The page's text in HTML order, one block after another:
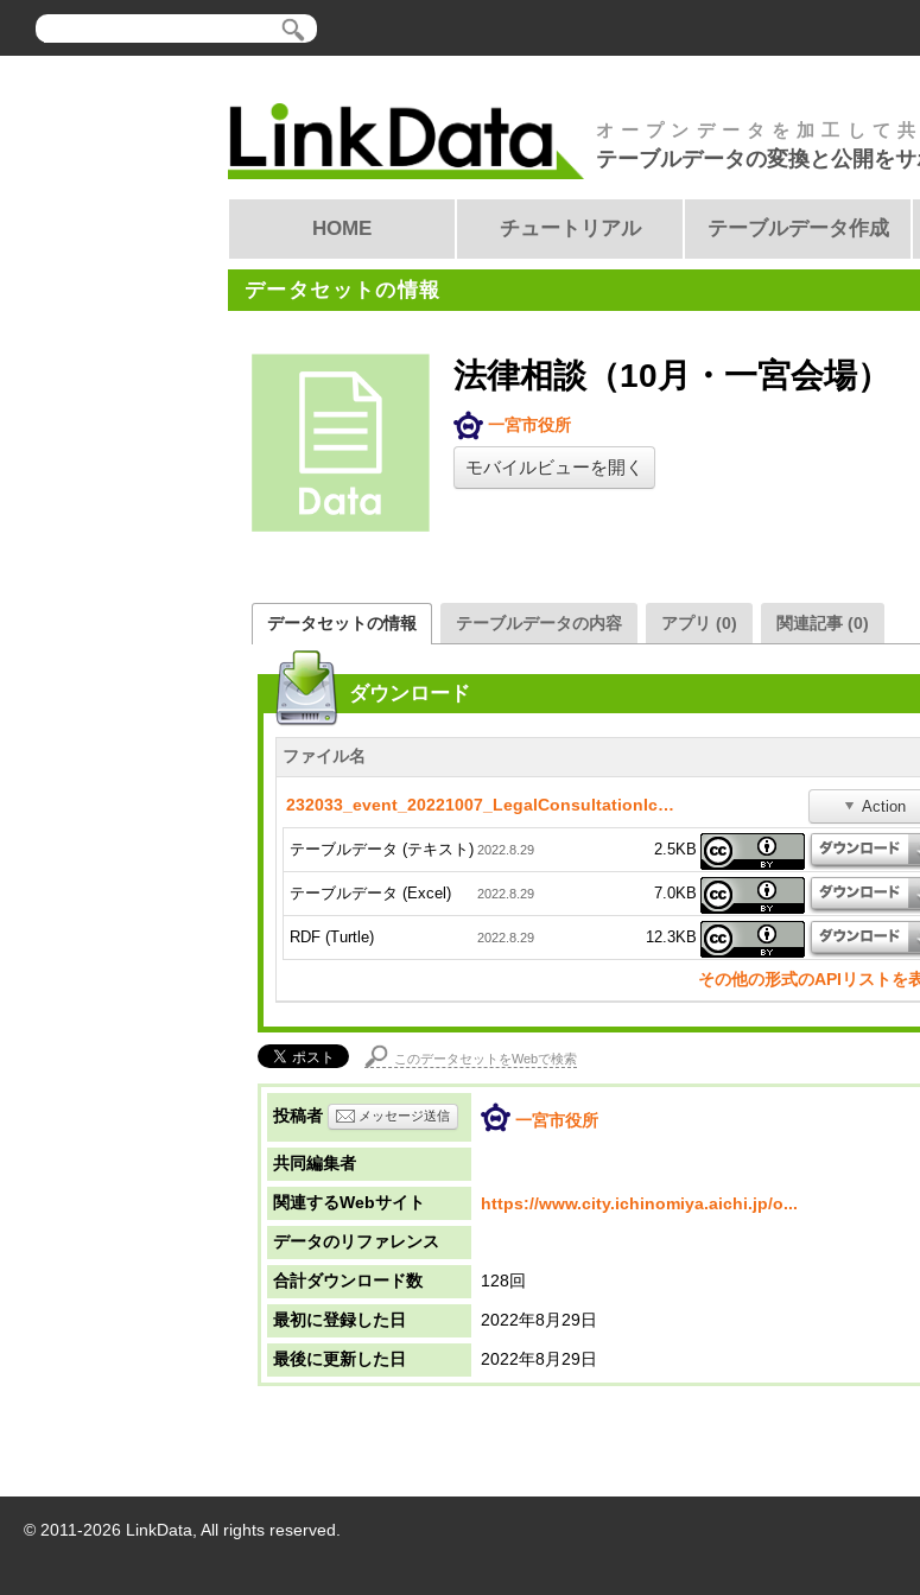
オープンデータを加工して
テーブルデータの変換と公開を
HOME チュートリアル テーブルデータ作成
データセットの情報
法律相談（10月・一宮会場）
一宮市役所
モバイルビューを開く
データセットの情報 テーブルデータの内容 アプリ (0) 関連記事 (0)
ダウンロード
ファイル名
232033_event_20221007_LegalConsultationIchinomiya Action
テーブルデータ (テキスト) 2022.8.29 2.5KB
テーブルデータ (Excel) 2022.8.29 7.0KB
RDF (Turtle) 2022.8.29 12.3KB
その他の形式のAPIリストを
このデータセットをWebで検索
投稿者 メッセージ送信 一宮市役所
共同編集者
関連するWebサイト
https://www.city.ichinomiya.aichi.jp/o...
データのリファレンス
合計ダウンロード数 128回
最初に登録した日 2022年8月29日
最後に更新した日 2022年8月29日
© 2011-2026 LinkData, All rights reserved.